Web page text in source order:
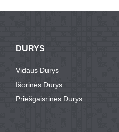
DURYS
Vidaus Durys
Išorinės Durys
Priešgaisrinės Durys